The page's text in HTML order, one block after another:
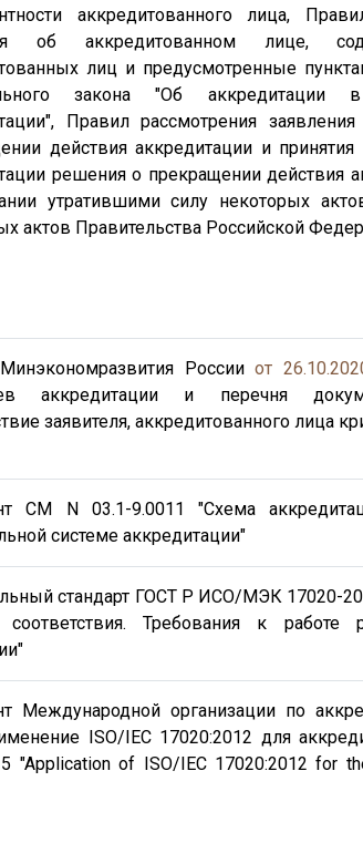
аккредитованного лица,
об аккредитованном лице,
лиц и предусмотренные
закона "Об аккредитации
Правил рассмотрения
действия аккредитации и
решения о прекращении действия
утратившими силу некоторых
актов Правительства Российской
Россииот
аккредитации и перечня
заявителя, аккредитованного лица
СМ N 03.1-9.0011 "Схема
системе аккредитации"
стандарт ГОСТ Р ИСО/МЭК 17020-
соответствия. Требования к работе
Международной организации по
ISO/IEC 17020:2012 для
"Application of ISO/IEC 17020:2012 for